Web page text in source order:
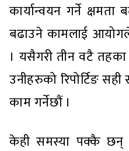
कार्यान्वयन गर्ने क्षमता
बढाउने कामलाई
। यसैगरी तीन वटै
उनीहरुको रिपोर्टिङ
काम गर्नेछौं ।
केही समस्या पक्कै छन्